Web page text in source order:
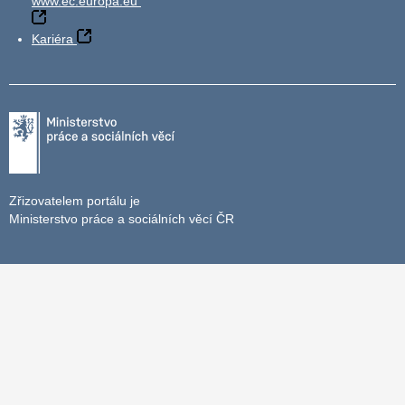
Kariéra
Zřizovatelem portálu je
Ministerstvo práce a sociálních věcí ČR